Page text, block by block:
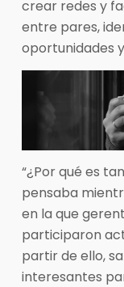
crear redes y
entre pares,
oportunidades
“¿Por qué es
pensaba
en la que
participaron
partir de ello,
interesantes